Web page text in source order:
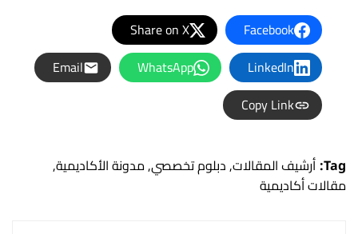
Facebook
Share on X
LinkedIn
WhatsApp
Email
Copy Link
Tag: أرشيف المقالات,دبلوم تخصصي,مدونة الأكاديمية,
مقالات أكاديمية